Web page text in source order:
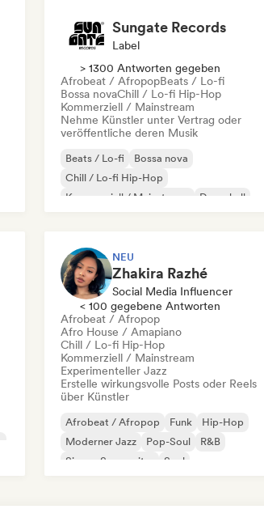
Sungate Records
Label
> 1300 Antworten gegeben
Afrobeat / AfropopBeats / Lo-fi
Bossa novaChill / Lo-fi Hip-Hop
Kommerziell / Mainstream
Nehme Künstler unter Vertrag oder
veröffentliche deren Musik
Beats / Lo-fi
Bossa nova
Chill / Lo-fi Hip-Hop
Kommerziell / Mainstream
Dancehall
NEU
Zhakira Razhé
Social Media Influencer
< 100 gegebene Antworten
Afrobeat / Afropop
Afro House / Amapiano
Chill / Lo-fi Hip-Hop
Kommerziell / Mainstream
Experimenteller Jazz
Erstelle wirkungsvolle Posts oder Reels
über Künstler
Afrobeat / Afropop Funk
Hip-Hop
Moderner Jazz
Pop-Soul
R&B
Singer-Songwriter
Soul